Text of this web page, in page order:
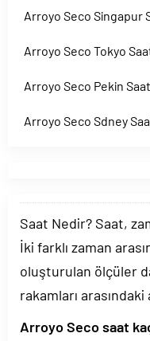
Arroyo Seco Singapur
Arroyo Seco Tokyo
Arroyo Seco Pekin Saat
Arroyo Seco Sdney
Saat Nedir? Saat,
İki farklı zaman
oluşturulan ölçüler
rakamları
Arroyo Seco saat